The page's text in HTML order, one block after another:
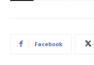
Facebook